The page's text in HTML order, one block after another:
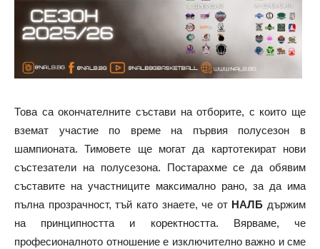
Това са окончателните състави на отборите, с които ще
вземат участие по време на първия полусезон в
шампионата. Тимовете ще могат да картотекират нови
състезатели на полусезона. Постарахме се да обявим
съставите на участниците максимално рано, за да има
пълна прозрачност, тъй като знаете, че от НАЛБ държим
на принципността и коректността. Вярваме, че
професионалното отношение е изключително важно и сме